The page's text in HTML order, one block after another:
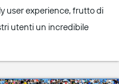
user experience, frutto di
utenti un incredibile